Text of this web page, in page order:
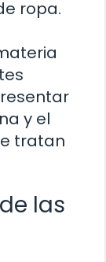
ropa.
y el
tratan
las